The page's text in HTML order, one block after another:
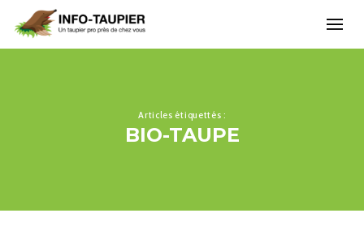
Articles étiquettés :
BIO-TAUPE